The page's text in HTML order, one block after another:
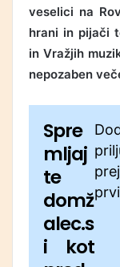
veselici na
hrani in pijači
in Vražjih
nepozaben
Spre
mljaj
te
domž
alec.s
i kot